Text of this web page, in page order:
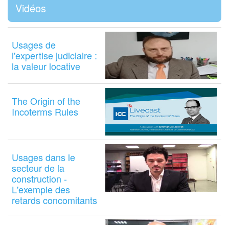
Vidéos
Usages de
l'expertise judiciaire :
la valeur locative
The Origin of the
Incoterms Rules
Usages dans le
secteur de la
construction -
L'exemple des
retards concomitants